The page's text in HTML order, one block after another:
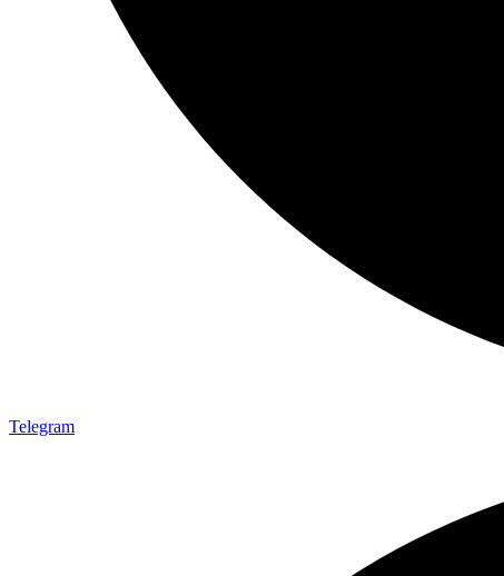
Telegram